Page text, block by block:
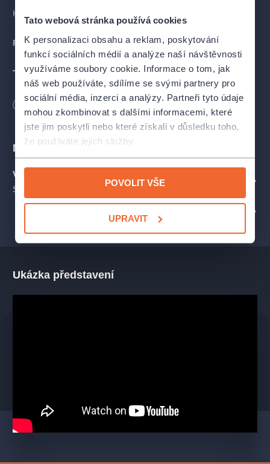
Tato webová stránka používá cookies
K personalizaci obsahu a reklam, poskytování
funkcí sociálních médií a analýze naší návštěvnosti
využíváme soubory cookie. Informace o tom, jak
náš web používáte, sdílíme se svými partnery pro
sociální média, inzerci a analýzy. Partneři tyto údaje
mohou zkombinovat s dalšími informacemi, které
jste jim poskytli nebo které získali v důsledku toho,
že používáte jejich služby.
POVOLIT VŠE
UPRAVIT
Komedie z důchoďáku na pomezí zločinu.
Premiéra:25. dubna 2025
TVŮRCI A OBSAZENÍ
Režie:Petr Vacek
Dramaturgie:Pavla Nohýnková
Scéna: Ondřej Zicha
Kostýmy:Hana Soukupová
Hudba a hudební nastudování:
Hrají:
(Vlastík, její syn), Jan Bradáč (Jarda, její vnuk), Jan Večeřa
(Erik, její vnuk), Lenka Loubalová (Marie Ptáčková), Markéta
Plánková (Lenka, její dcera) Bára Skočdopolová (Jarmilka),
Jiřina Vacková (Marcelka), Roman Mrázik (Ředitel), Pavel Nový
nostalgicko-melancholickou náladu podtrhují písně s projekcí
retro fotografií, vše pak korunuje duo seniorek
minut
Místa
Velká scéna Studia Ypsilon
Spálená 16, Praha
Ukázka představení